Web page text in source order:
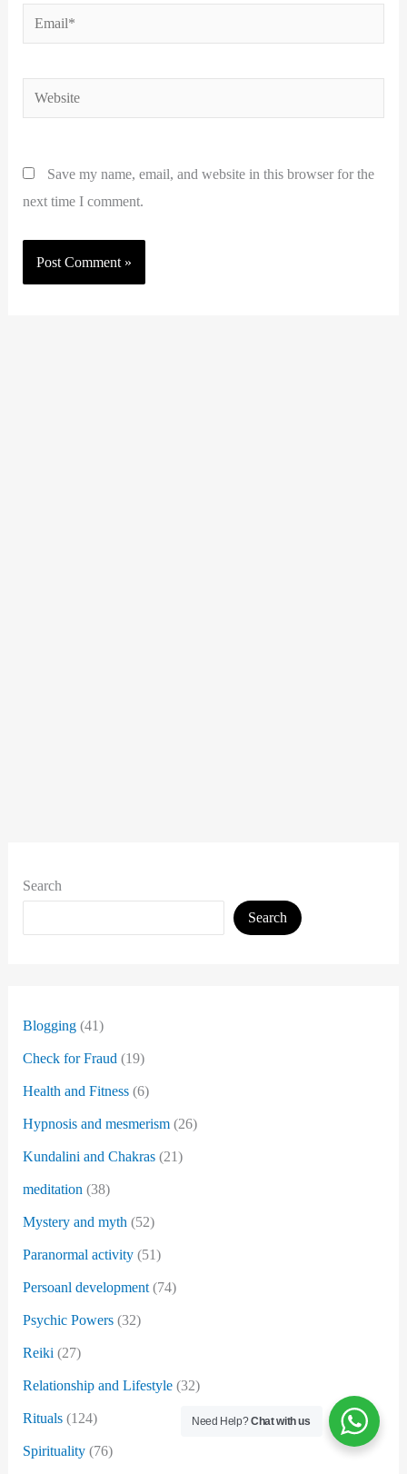
Email*
Website
Save my name, email, and website in this browser for the
next time I comment.
Search
Search
Blogging(41)
Check for Fraud (19)
Health and Fitness(6)
Hypnosis and mesmerism(26)
Kundalini and Chakras(21)
meditation (38)
Mystery and myth (52)
Paranormal activity(51)
Persoanl development(74)
Psychic Powers(32)
Reiki (27)
Relationship and Lifestyle(32)
Rituals(124)
Spirituality(76)
Need Help?Chat with us